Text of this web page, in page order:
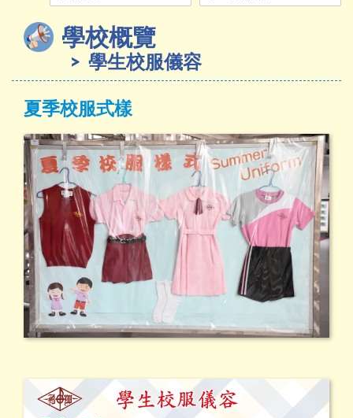
學校概覽
學生校服儀容
夏季校服式樣